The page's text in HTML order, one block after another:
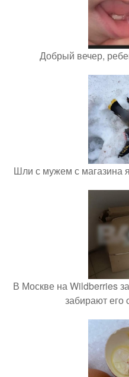
Добрый вечер,
Шли с мужем с магазина
В Москве на Wildberries
забирают его